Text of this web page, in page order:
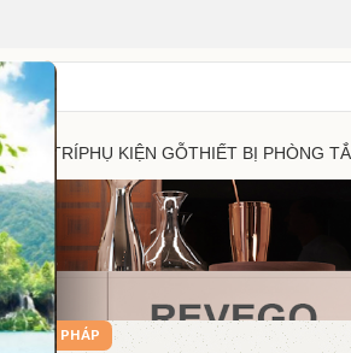
TRÍPHỤ KIỆN GỖTHIẾT BỊ PHÒNG
GIẢI PHÁP